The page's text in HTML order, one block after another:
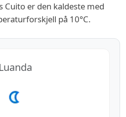
Cuito er den kaldeste med
på 10°C.
Luanda